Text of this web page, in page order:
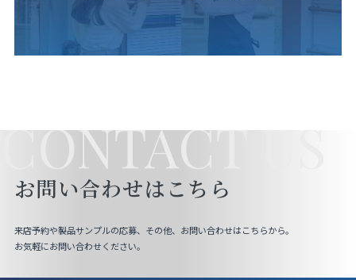
CONTACT US
お問い合わせはこちら
来店予約や製品サンプルの応募、その他、お問い合わせはこちらから。
お気軽にお問い合わせください。